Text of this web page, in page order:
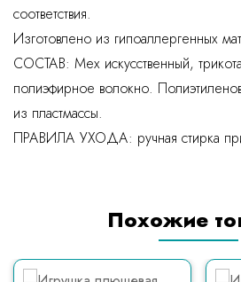
соответствия.
Изготовлено из гипоаллергенных
СОСТАВ: Мех искусственный,
полиэфирное волокно.
из пластмассы.
ПРАВИЛА УХОДА: ручная стирка
Похожие